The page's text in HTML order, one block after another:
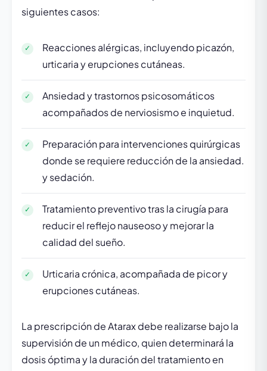
siguientes casos:
Reacciones alérgicas, incluyendo picazón,
urticaria y erupciones cutáneas.
Ansiedad y trastornos psicosomáticos
acompañados de nerviosismo e inquietud.
Preparación para intervenciones quirúrgicas
donde se requiere reducción de la ansiedad.
y sedación.
Tratamiento preventivo tras la cirugía para
reducir el reflejo nauseoso y mejorar la
calidad del sueño.
Urticaria crónica, acompañada de picor y
erupciones cutáneas.
La prescripción de Atarax debe realizarse bajo la
supervisión de un médico, quien determinará la
dosis óptima y la duración del tratamiento en